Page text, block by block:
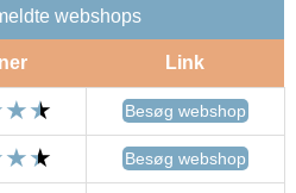
webshops
Link
Besøg webshop
Besøg webshop